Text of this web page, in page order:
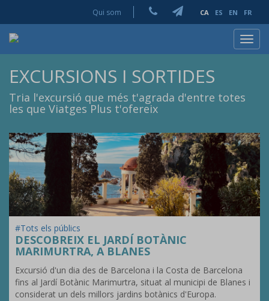
Qui som CA ES EN FR
EXCURSIONS I SORTIDES
Tria l'excursió que més t'agrada d'entre totes
les que Viatges Plus t'ofereix
#Tots els públics
DESCOBREIX EL JARDÍ BOTÀNIC
MARIMURTRA, A BLANES
Excursió d'un dia des de Barcelona i la Costa de Barcelona
fins al Jardí Botànic Marimurtra, situat al municipi de Blanes i
considerat un dels millors jardins botànics d'Europa.